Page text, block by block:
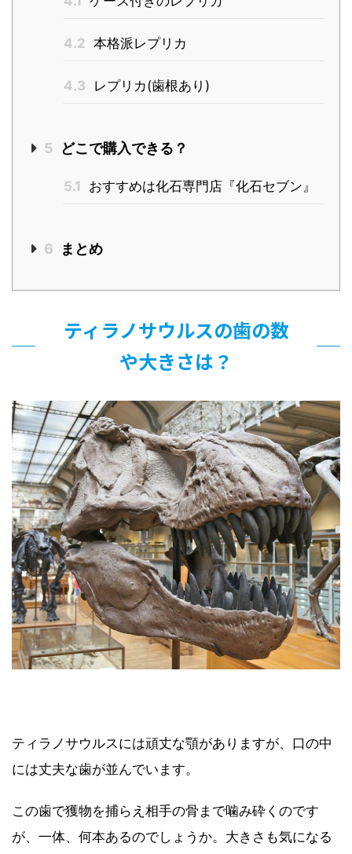
4.2 本格派レプリカ
4.3 レプリカ(歯根あり)
5 どこで購入できる？
5.1 おすすめは化石専門店『化石セブン』
6 まとめ
ティラノサウルスの歯の数
や大きさは？
ティラノサウルスには頑丈な顎がありますが、口の中
には丈夫な歯が並んでいます。
この歯で獲物を捕らえ相手の骨まで噛み砕くのです
が、一体、何本あるのでしょうか。大きさも気になる